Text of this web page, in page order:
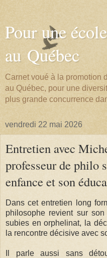
Pour une
au Québec
Carnet voué à la promotion
au Québec, pour une
plus grande concurrence
vendredi 22 mai 2026
Entretien avec
professeur de philo
enfance et son
Dans cet entretien long
philosophe revient sur
subies en orphelinat, la
la rencontre décisive avec
Il parle aussi sans